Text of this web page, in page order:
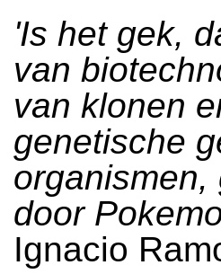
'Is het gek,
van
van klonen
genetische
door
Ignacio